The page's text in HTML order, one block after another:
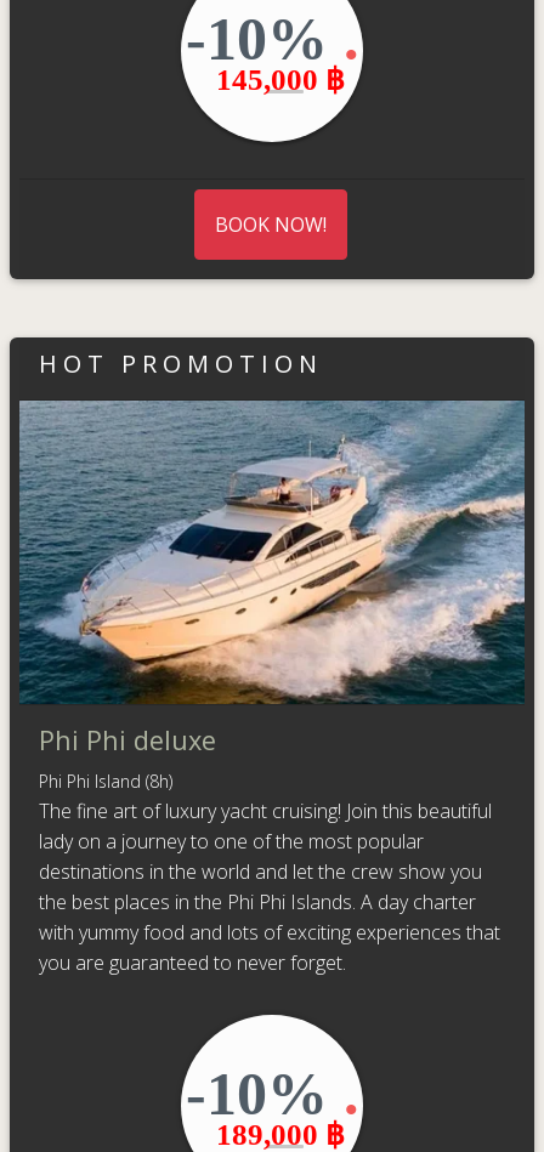
-10% .
145,000 ฿
BOOK NOW!
HOT PROMOTION
Phi Phi deluxe
Phi Phi Island (8h)
The fine art of luxury yacht cruising! Join this beautiful
lady on a journey to one of the most popular
destinations in the world and let the crew show you
the best places in the Phi Phi Islands. A day charter
with yummy food and lots of exciting experiences that
you are guaranteed to never forget.
-10% .
189,000 ฿